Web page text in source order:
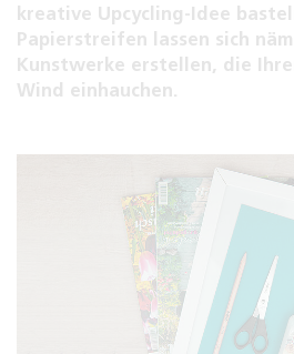
kreative Upcycling-Idee
Papierstreifen lassen sich
Kunstwerke erstellen, die
Wind einhauchen.